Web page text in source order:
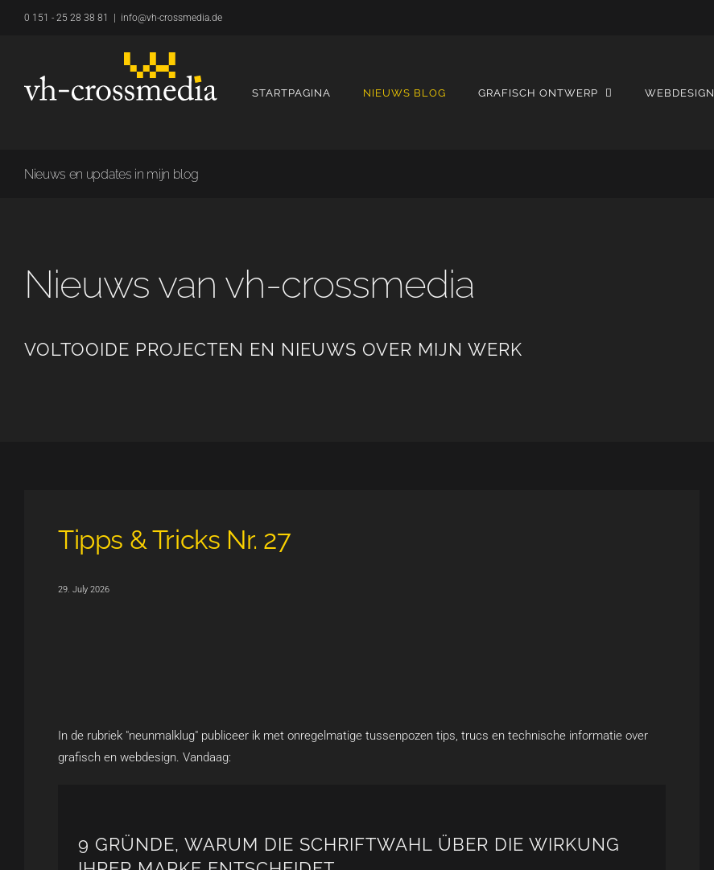
0 151 - 25 28 38 81 info@vh-crossmedia.de
STARTPAGINA NIEUWS BLOG GRAFISCH ONTWERP WEBDESIGN
Nieuws en updates in mijn blog
Nieuws van vh-crossmedia
VOLTOOIDE PROJECTEN EN NIEUWS OVER MIJN WERK
Tipps & Tricks Nr. 27
29. July 2026
In de rubriek "neunmalklug" publiceer ik met onregelmatige tussenpozen tips, trucs en technische informatie over
grafisch en webdesign. Vandaag:
9 GRÜNDE, WARUM DIE SCHRIFTWAHL ÜBER DIE WIRKUNG